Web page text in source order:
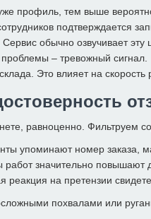
профиль, тем выше
подтверждается
. Сервис обычно озвучивает
– тревожный сигнал.
Это влияет на
равноценно. Фильтруем
упоминают номер заказа,
значительно повышают
на претензии
похвалами или